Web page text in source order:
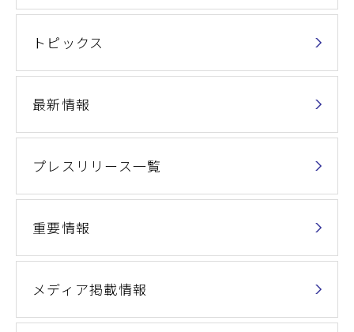
トピックス
最新情報
プレスリリース一覧
重要情報
メディア掲載情報